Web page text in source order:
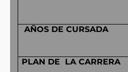
AÑOS DE CURSADA
PLAN DE LA CARRERA